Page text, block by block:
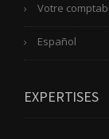
Votre
Español
EXPERTISES